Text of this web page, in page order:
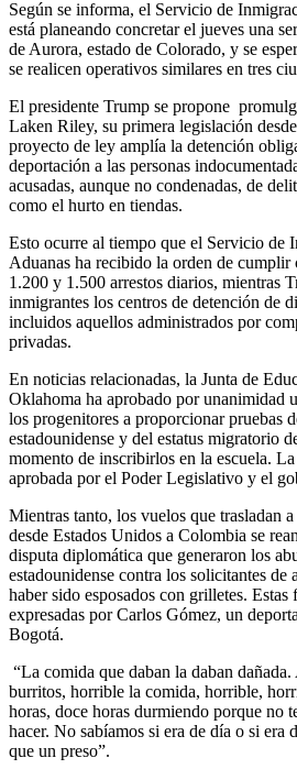
Según se informa, el Servicio de
está planeando concretar el jueves una
de Aurora, estado de Colorado, y se
se realicen operativos similares en tres
El presidente Trump se propone
Laken Riley, su primera legislación
proyecto de ley amplía la detención
deportación a las personas
acusadas, aunque no condenadas, de
como el hurto en tiendas.
Esto ocurre al tiempo que el Servicio de
Aduanas ha recibido la orden de cumplir
1.200 y 1.500 arrestos diarios, mientras
inmigrantes los centros de detención de
incluidos aquellos administrados por
privadas.
En noticias relacionadas, la Junta de
Oklahoma ha aprobado por unanimidad
los progenitores a proporcionar pruebas
estadounidense y del estatus migratorio
momento de inscribirlos en la escuela.
aprobada por el Poder Legislativo y el
Mientras tanto, los vuelos que trasladan
desde Estados Unidos a Colombia se
disputa diplomática que generaron los
estadounidense contra los solicitantes de
haber sido esposados con grilletes. Estas
expresadas por Carlos Gómez, un
Bogotá.
“La comida que daban la daban dañada.
burritos, horrible la comida, horrible,
horas, doce horas durmiendo porque no
hacer. No sabíamos si era de día o si era
que un preso”.